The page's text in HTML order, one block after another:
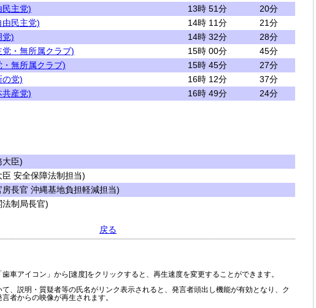
民主党)
13時 51分
20分
由民主党)
14時 11分
21分
党)
14時 32分
28分
・無所属クラブ)
15時 00分
45分
無所属クラブ)
15時 45分
27分
の党)
16時 12分
37分
共産党)
16時 49分 24分
臣)
安全保障法制担当)
長官 沖縄基地負担軽減担当)
制局長官)
戻る
歯車アイコン」から[速度]をクリックすると、再生速度を変更することができます。
て、説明・質疑者等の氏名がリンク表示されると、発言者頭出し機能が有効となり、ク
者からの映像が再生されます。